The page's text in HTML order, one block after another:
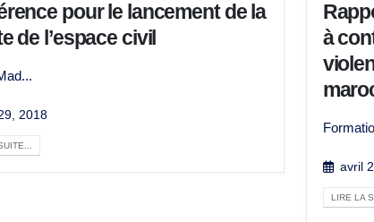
pour le lancement de la
de l’espace civil
2018
à
avril
LIRE LA